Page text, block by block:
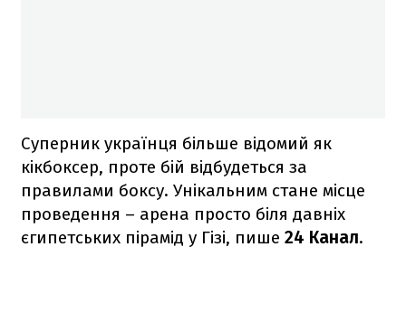
Суперник українця більше відомий як
кікбоксер, проте бій відбудеться за
правилами боксу. Унікальним стане місце
проведення – арена просто біля давніх
єгипетських пірамід у Гізі, пише 24 Канал.